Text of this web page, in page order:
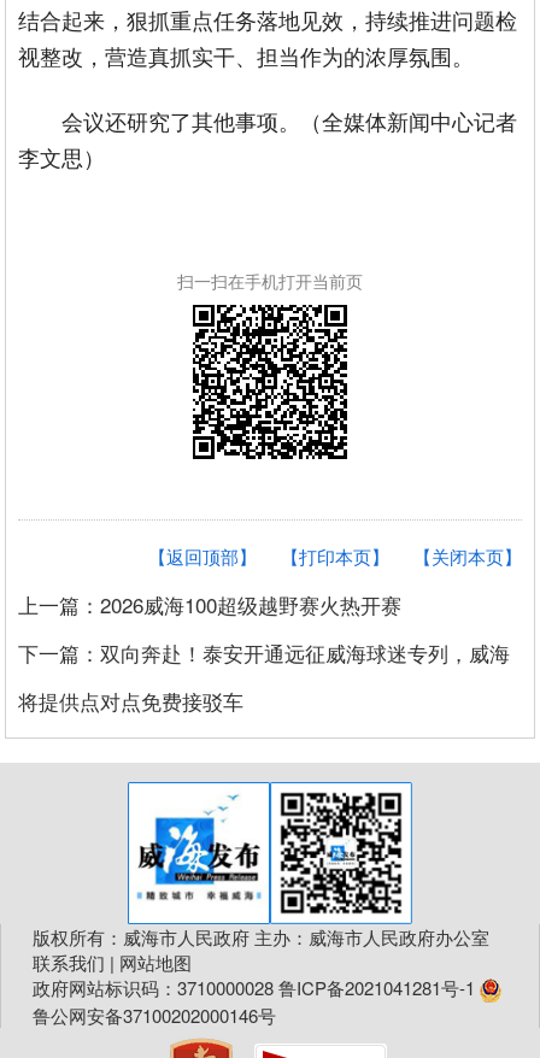
结合起来，狠抓重点任务落地见效，持续推进问题检
视整改，营造真抓实干、担当作为的浓厚氛围。
会议还研究了其他事项。（全媒体新闻中心记者
李文思）
扫一扫在手机打开当前页
【关闭本页】
【打印本页】
【返回顶部】
上一篇：2026威海100超级越野赛火热开赛
下一篇：双向奔赴！泰安开通远征威海球迷专列，威海
将提供点对点免费接驳车
版权所有：威海市人民政府 主办：威海市人民政府办公室
联系我们 | 网站地图
政府网站标识码：3710000028鲁ICP备2021041281号-1
鲁公网安备37100202000146号